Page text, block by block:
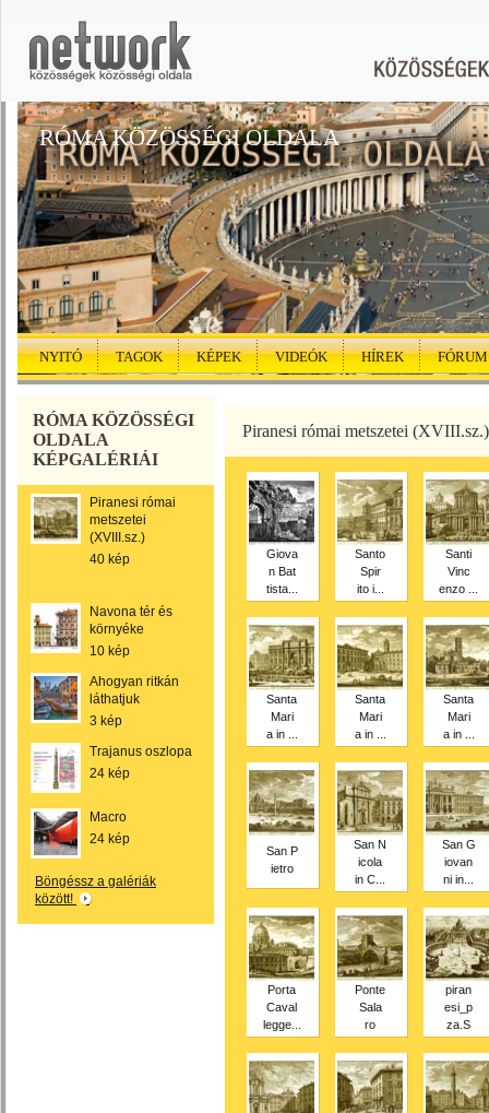
RÓMA KÖZÖSSÉGI OLDALA
NYITÓ TAGOK KÉPEK VIDEÓK HÍREK FÓRUM
RÓMA KÖZÖSSÉGI
OLDALA
KÉPGALÉRIÁI
Piranesi római
metszetei
(XVIII.sz.)
40 kép
Navona tér és
környéke
10 kép
Ahogyan ritkán
láthatjuk
3 kép
Trajanus oszlopa
24 kép
Macro
24 kép
Böngéssz a galériák
között!
Piranesi római metszetei (XVIII.sz.)
Giova
n Bat
tista...
Santo
Spir
ito i...
Santi
Vinc
enzo ...
Santa
Mari
a in ...
Santa
Mari
a in ...
Santa
Mari
a in ...
San P
ietro
San N
icola
in C...
San G
iovan
ni in...
Porta
Caval
legge...
Ponte
Sala
ro
piran
esi_p
za.S